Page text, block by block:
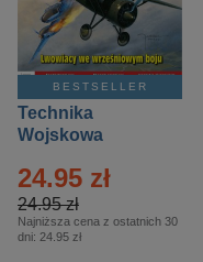
BESTSELLER
Technika
Wojskowa
– 2/2026
24.95 zł
24.95 zł
Najniższa cena z ostatnich 30
dni: 24.95 zł